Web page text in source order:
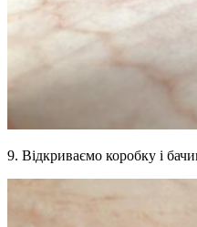
9. Відкриваємо коробку і